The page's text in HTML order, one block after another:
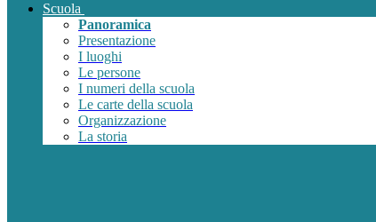
Scuola
Panoramica
Presentazione
I luoghi
Le persone
I numeri della scuola
Le carte della scuola
Organizzazione
La storia